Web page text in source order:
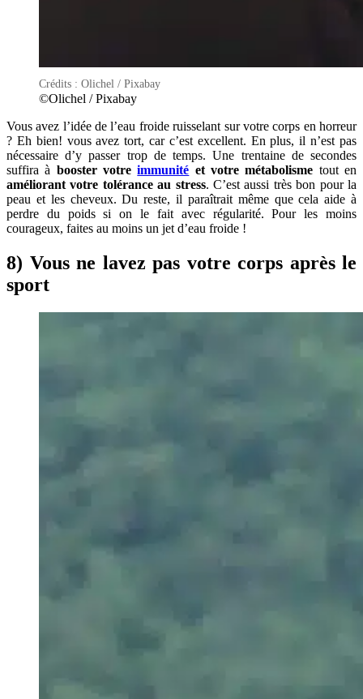
Crédits : Olichel / Pixabay
©Olichel / Pixabay
Vous avez l’idée de l’eau froide ruisselant sur votre corps en horreur
? Eh bien! vous avez tort, car c’est excellent. En plus, il n’est pas
nécessaire d’y passer trop de temps. Une trentaine de secondes
suffira à booster votreimmunité et votre métabolisme tout en
améliorant votre tolérance au stress. C’est aussi très bon pour la
peau et les cheveux. Du reste, il paraîtrait même que cela aide à
perdre du poids si on le fait avec régularité. Pour les moins
courageux, faites au moins un jet d’eau froide !
8) Vous ne lavez pas votre corps après le
sport